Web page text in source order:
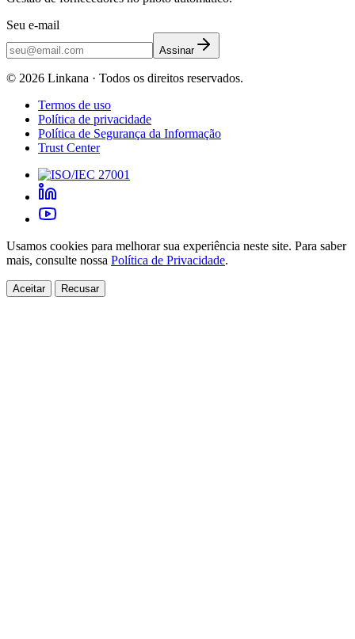
Seu e-mail
Assinar
© 2026 Linkana · Todos os direitos reservados.
Termos de uso
Política de privacidade
Política de Segurança da Informação
Trust Center
Usamos cookies para melhorar sua experiência neste site. Para saber
mais, consulte nossa Política de Privacidade.
Aceitar Recusar